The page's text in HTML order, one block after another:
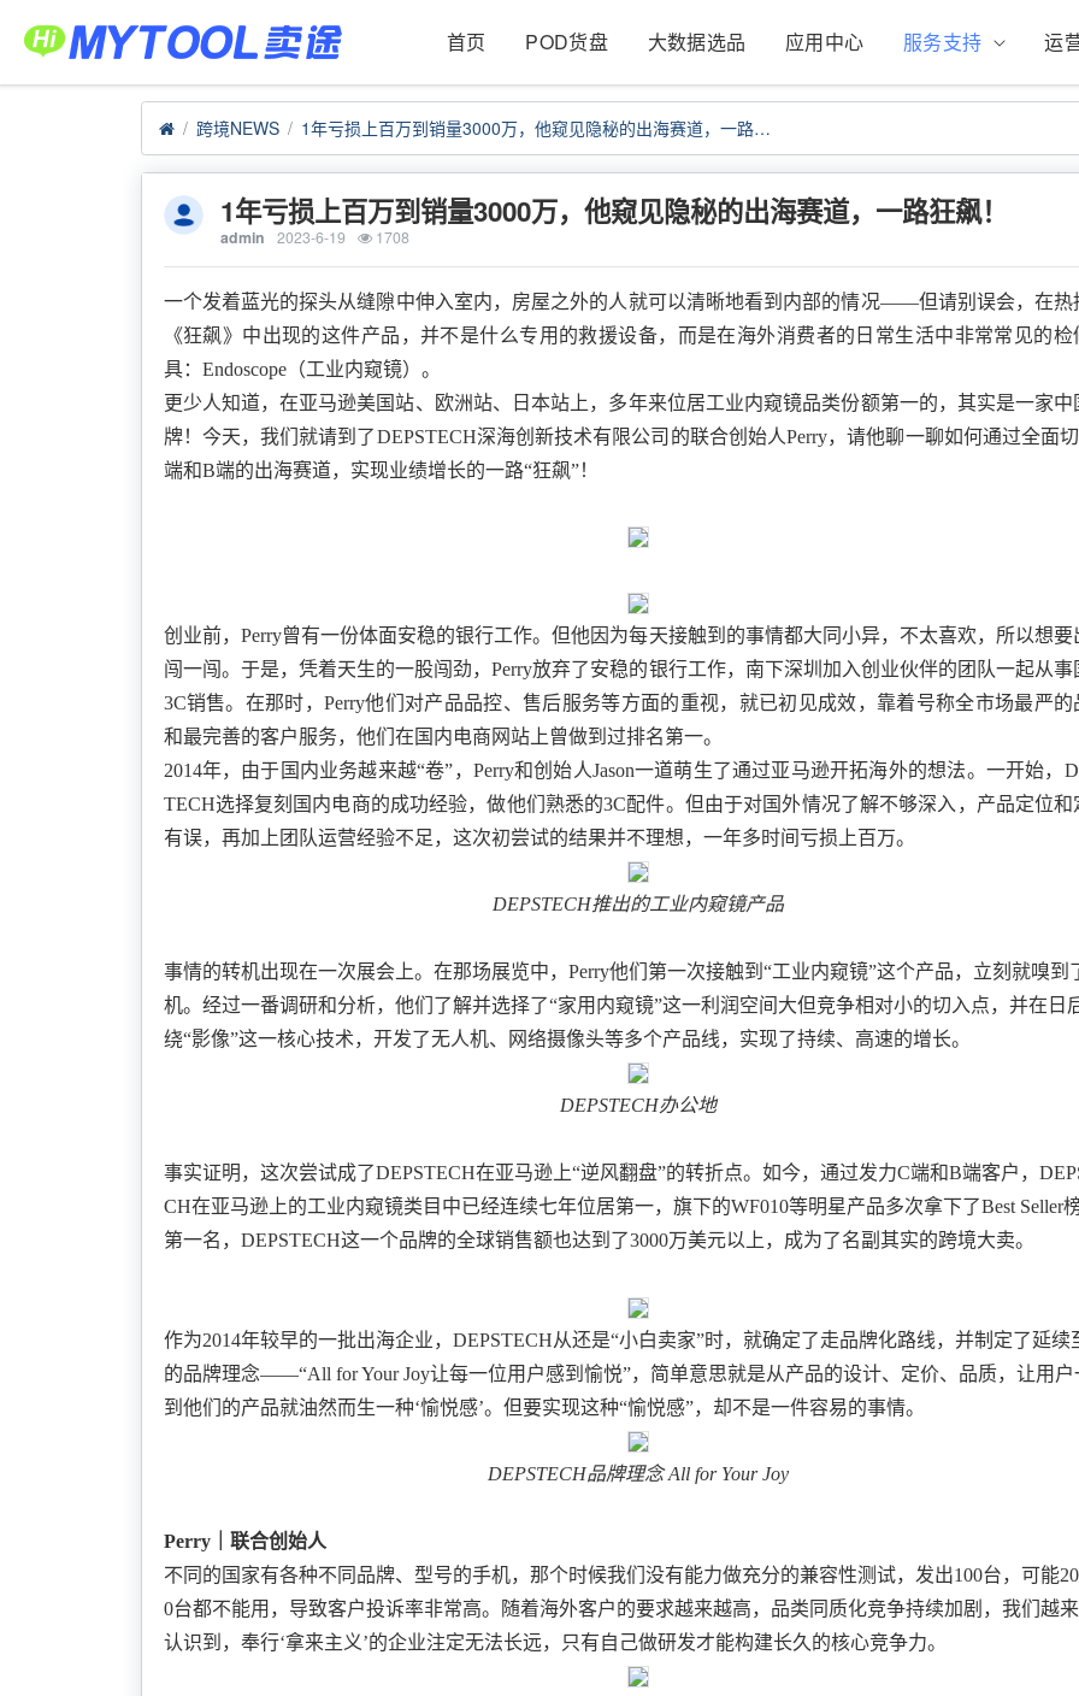
首页 POD货盘 大数据选品 应用中心 服务支持 运
跨境NEWS 1年亏损上百万到销量3000万，他窥见隐秘的出海赛道，一路狂飙！
1年亏损上百万到销量3000万，他窥见隐秘的出海赛道，一路狂飙！
admin 2023-6-19 1708
一个发着蓝光的探头从缝隙中伸入室内，房屋之外的人就可以清晰地看到内部的情况——但请别误会，在热
《狂飙》 中出现的这件产品，并不是什么专用的救援设备，而是在海外消费者的日常生活中非常常见的检
具： Endoscope（工业内窥镜）。
更少人知道，在亚马逊美国站、欧洲站、日本站上，多年来位居工业内窥镜品类份额第一的，其实是一家中
牌！今天，我们就请到了DEPSTECH深海创新技术有限公司的联合创始人Perry，请他聊一聊如何通过全面
端和B端的出海赛道，实现业绩增长的一路“狂飙”！
创业前， Perry曾有一份体面安稳的银行工作。但他因为每天接触到的事情都大同小异，不太喜欢，所以想要
闯一闯。于是，凭着天生的一股闯劲，Perry放弃了安稳的银行工作，南下深圳加入创业伙伴的团队一起从事
3C销售。在那时，Perry他们 对产品品控、售后服务等方面的重视，就已初见成效，靠着号称全市场最严的
和最完善的客户服务，他们在国内电商网站上曾做到过排名第一。
2014年，由于国内业务越来越“卷”，Perry和创始人Jason一道萌生了通过亚马逊开拓海外的想法。一开始，
TECH选择复刻国内电商的成功经验，做他们熟悉的3C配件。但由于对国外情况了解不够深入，产品定位和
有误，再加上团队运营经验不足 ，这次初尝试的结果并不理想，一年多时间亏损上百万。
DEPSTECH推出的工业内窥镜产品
事情的转机出现在一次展会上。在那场展览中， Perry他们第一次接触到“工业内窥镜”这个产品，立刻就嗅到
机。经过一番调研和分析，他们了解并选择了“家用内窥镜”这一利润空间大但竞争相对小的切入点，并在日
绕“影像”这一核心技术，开发了无人机、网络摄像头等多个产品线，实现了持续、高速的增长。
DEPSTECH办公地
事实证明，这次尝试成了DEPSTECH在亚马逊上“逆风翻盘”的转折点。如今，通过发力C端和B端客户，
CH在亚马逊上的工业内窥镜类目中已经连续七年位居第一，旗下的WF010等明星产品多次拿下了Best Seller
第一名 ， DEPSTECH这一个品牌的全球销售额也达到了3000万美元以上 ，成为了名副其实的跨境大卖。
作为2014年较早的一批出海企业，DEPSTECH从还是“小白卖家”时，就确定了走品牌化路线，并制定了延续
的品牌理念——“All for Your Joy让每一位用户感到愉悦”，简单意思就是从产品的设计、定价、品质，让用户
到他们的产品就油然而生一种‘愉悦感’。但要实现这种“愉悦感”，却不是一件容易的事情。
DEPSTECH品牌理念 All for Your Joy
Perry｜联合创始人
不同的国家有各种不同品牌、型号的手机，那个时候我们没有能力做充分的兼容性测试，发出100台，可能
0台都不能用，导致客户投诉率非常高。
随着海外客户的要求越来越高，品类同质化竞争持续加剧，我们越
认识到，奉行‘拿来主义’的企业注定无法长远， 只有自己做研发才能构建长久的核心竞争力。